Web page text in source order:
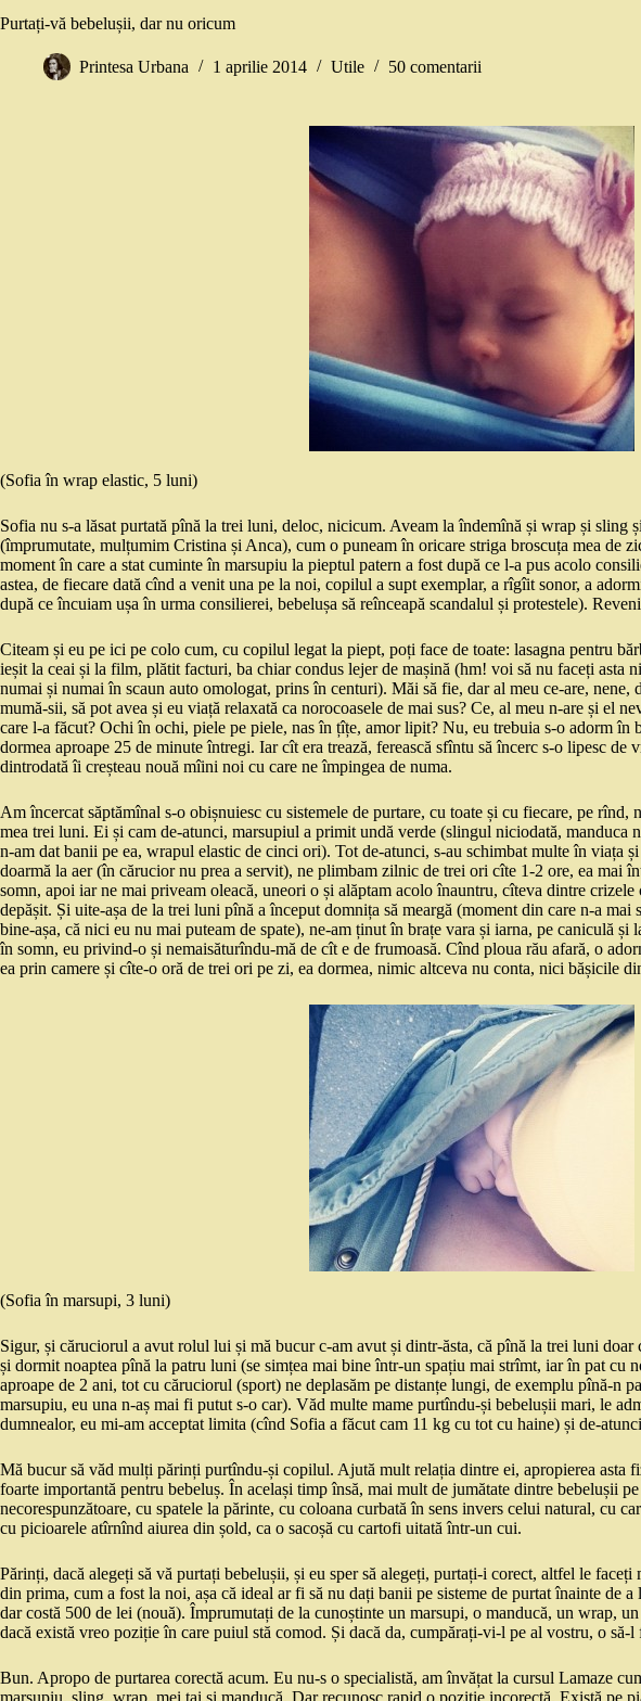
Purtați-vă bebelușii, dar nu oricum
Printesa Urbana 1 aprilie 2014 Utile 50 comentarii
(Sofia în wrap elastic, 5 luni)
Sofia nu s-a lăsat purtată pînă la trei luni, deloc, nicicum. Aveam la îndemînă și wrap și sling
(împrumutate, mulțumim Cristina și Anca), cum o puneam în oricare striga broscuța mea de
moment în care a stat cuminte în marsupiu la pieptul patern a fost după ce l-a pus acolo
astea, de fiecare dată cînd a venit una pe la noi, copilul a supt exemplar, a rîgîit sonor, a
după ce încuiam ușa în urma consilierei, bebelușa să reînceapă scandalul și protestele).
Citeam și eu pe ici pe colo cum, cu copilul legat la piept, poți face de toate: lasagna pentru
ieșit la ceai și la film, plătit facturi, ba chiar condus lejer de mașină (hm! voi să nu faceți asta
numai și numai în scaun auto omologat, prins în centuri). Măi să fie, dar al meu ce-are, nene,
mumă-sii, să pot avea și eu viață relaxată ca norocoasele de mai sus? Ce, al meu n-are și el
care l-a făcut? Ochi în ochi, piele pe piele, nas în țîțe, amor lipit? Nu, eu trebuia s-o adorm în
dormea aproape 25 de minute întregi. Iar cît era trează, ferească sfîntu să încerc s-o lipesc de
dintrodată îi creșteau nouă mîini noi cu care ne împingea de numa.
Am încercat săptămînal s-o obișnuiesc cu sistemele de purtare, cu toate și cu fiecare, pe
mea trei luni. Ei și cam de-atunci, marsupiul a primit undă verde (slingul niciodată, manduca
n-am dat banii pe ea, wrapul elastic de cinci ori). Tot de-atunci, s-au schimbat multe în viața
doarmă la aer (în cărucior nu prea a servit), ne plimbam zilnic de trei ori cîte 1-2 ore, ea mai
somn, apoi iar ne mai priveam oleacă, uneori o și alăptam acolo înauntru, cîteva dintre
depășit. Și uite-așa de la trei luni pînă a început domnița să meargă (moment din care n-a
bine-așa, că nici eu nu mai puteam de spate), ne-am ținut în brațe vara și iarna, pe caniculă
în somn, eu privind-o și nemaisăturîndu-mă de cît e de frumoasă. Cînd ploua rău afară, o
ea prin camere și cîte-o oră de trei ori pe zi, ea dormea, nimic altceva nu conta, nici bășicile
(Sofia în marsupi, 3 luni)
Sigur, și căruciorul a avut rolul lui și mă bucur c-am avut și dintr-ăsta, că pînă la trei luni
și dormit noaptea pînă la patru luni (se simțea mai bine într-un spațiu mai strîmt, iar în pat cu
aproape de 2 ani, tot cu căruciorul (sport) ne deplasăm pe distanțe lungi, de exemplu pînă-n
marsupiu, eu una n-aș mai fi putut s-o car). Văd multe mame purtîndu-și bebelușii mari, le
dumnealor, eu mi-am acceptat limita (cînd Sofia a făcut cam 11 kg cu tot cu haine) și de-
Mă bucur să văd mulți părinți purtîndu-și copilul. Ajută mult relația dintre ei, apropierea asta
foarte importantă pentru bebeluș. În același timp însă, mai mult de jumătate dintre bebelușii
necorespunzătoare, cu spatele la părinte, cu coloana curbată în sens invers celui natural, cu
cu picioarele atîrnînd aiurea din șold, ca o sacoșă cu cartofi uitată într-un cui.
Părinți, dacă alegeți să vă purtați bebelușii, și eu sper să alegeți, purtați-i corect, altfel le
din prima, cum a fost la noi, așa că ideal ar fi să nu dați banii pe sisteme de purtat înainte de
dar costă 500 de lei (nouă). Împrumutați de la cunoștinte un marsupi, o manducă, un wrap,
dacă există vreo poziție în care puiul stă comod. Și dacă da, cumpărați-vi-l pe al vostru, o
Bun. Apropo de purtarea corectă acum. Eu nu-s o specialistă, am învățat la cursul Lamaze
marsupiu, sling, wrap, mei tai și manducă. Dar recunosc rapid o poziție incorectă. Există pe